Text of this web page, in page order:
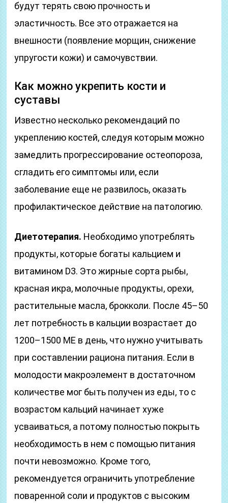
будут терять свою прочность и
эластичность. Все это отражается на
внешности (появление морщин, снижение
упругости кожи) и самочувствии.
Как можно укрепить кости и
суставы
Известно несколько рекомендаций по
укреплению костей, следуя которым можно
замедлить прогрессирование остеопороза,
сгладить его симптомы или, если
заболевание еще не развилось, оказать
профилактическое действие на патологию.
Диетотерапия. Необходимо употреблять
продукты, которые богаты кальцием и
витамином D3. Это жирные сорта рыбы,
красная икра, молочные продукты, орехи,
растительные масла, брокколи. После 45–50
лет потребность в кальции возрастает до
1200–1500 МЕ в день, что нужно учитывать
при составлении рациона питания. Если в
молодости макроэлемент в достаточном
количестве мог быть получен из еды, то с
возрастом кальций начинает хуже
усваиваться, а потому полностью покрыть
необходимость в нем с помощью питания
почти невозможно. Кроме того,
рекомендуется ограничить употребление
поваренной соли и продуктов с высоким